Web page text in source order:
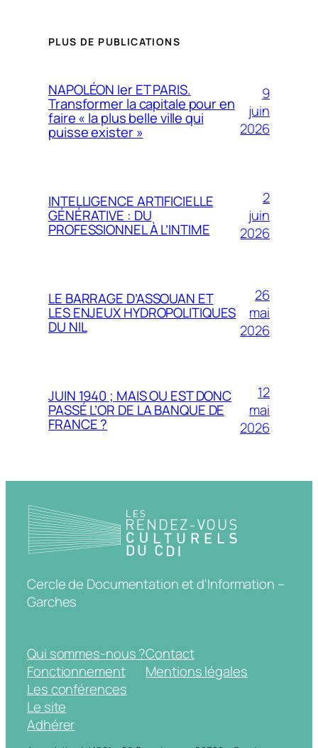
PLUS DE PUBLICATIONS
NAPOLÉON Ier ET PARIS.
Transformer la capitale pour en
faire « la plus belle ville qui
puisse exister »
9
juin
2026
INTELLIGENCE ARTIFICIELLE
GÉNÉRATIVE : DU
PROFESSIONNEL À L’INTIME
2
juin
2026
LE BARRAGE D’ASSOUAN ET
LES ENJEUX HYDROPOLITIQUES
DU NIL
26
mai
2026
JUIN 1940 ; MAIS OU EST DONC
PASSÉ L’OR DE LA BANQUE DE
FRANCE ?
12
mai
2026
Cercle de Documentation et d'Information –
Garches
Qui sommes-nous ?
Fonctionnement
Les conférences
Le site
Adhérer
Contact
Mentions légales